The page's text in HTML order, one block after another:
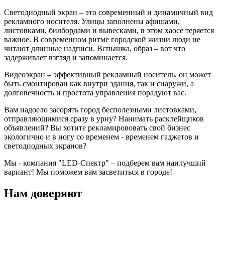
Светодиодный экран – это современный и динамичный вид
рекламного носителя. Улицы заполнены афишами,
листовками, билбордами и вывесками, в этом хаосе теряется
важное. В современном ритме городской жизни люди не
читают длинные надписи. Вспышка, образ – вот что
задерживает взгляд и запоминается.
Видеоэкран – эффективный рекламный носитель, он может
быть смонтирован как внутри здания, так и снаружи, а
долговечность и простота управления порадуют вас.
Вам надоело засорять город бесполезными листовками,
отправляющимися сразу в урну? Нанимать расклейщиков
объявлений? Вы хотите рекламирововать свой бизнес
экологично и в ногу со временем - временем гаджетов и
светодиодных экранов?
Мы - компания "LED-Спектр" – подберем вам наилучший
вариант! Мы поможем вам засветиться в городе!
Нам доверяют